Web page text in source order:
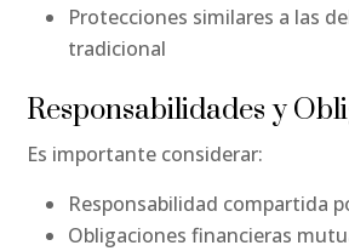
Protecciones similares a las
tradicional
Responsabilidades y
Es importante considerar:
Responsabilidad compartida
Obligaciones financieras